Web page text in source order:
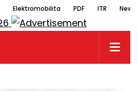
Elektromobilita PDF ITR